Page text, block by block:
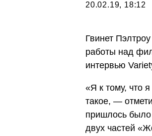
20.02.19, 18:12
Гвинет
работы над
интервью
«Я к тому, что
такое, —
пришлось
двух частей